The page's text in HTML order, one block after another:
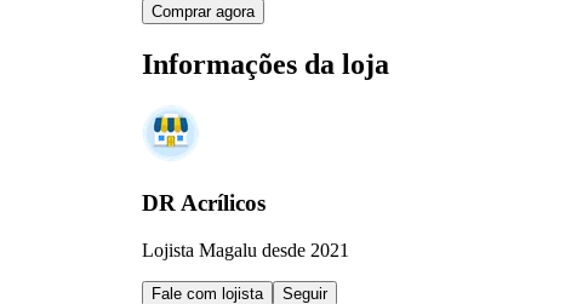
Comprar agora
Informações da loja
DR Acrílicos
Lojista Magalu desde 2021
Fale com lojista Seguir